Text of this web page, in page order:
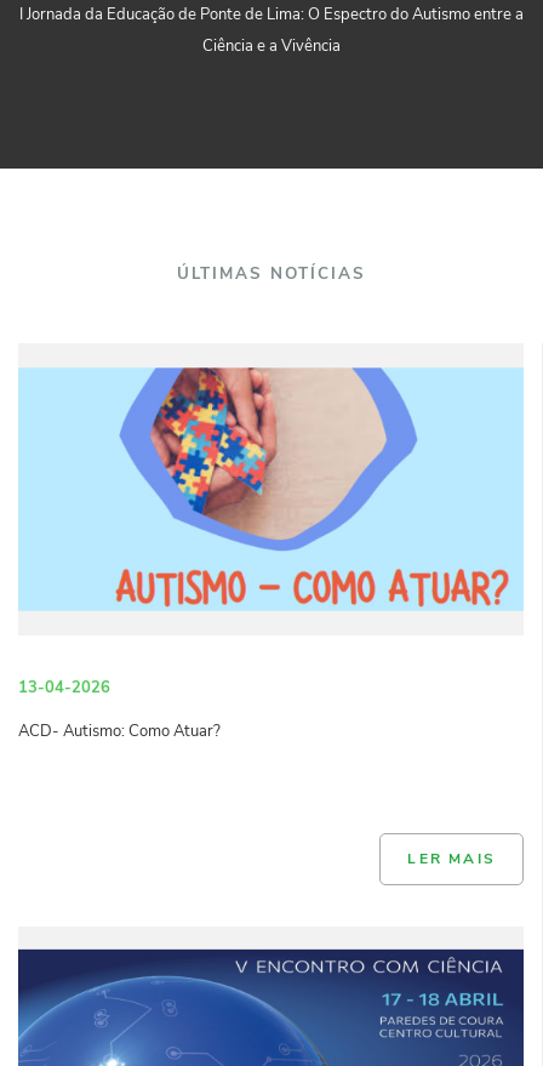
I Jornada da Educação de Ponte de Lima: O Espectro do Autismo entre a
Ciência e a Vivência
ÚLTIMAS NOTÍCIAS
13-04-2026
ACD- Autismo: Como Atuar?
LER MAIS